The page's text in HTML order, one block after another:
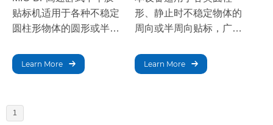
签、透明标签等。该设备
稳定性高，贴标效果好，
度高。
贴标机适用于各种不稳定
圆柱形物体的圆形或半圆
品、食品、医药、日化、
电子、玩具、五金、塑胶
贴标。采用水平输送、水
平贴标方式，增加稳定
Learn More
形、静止时不稳定物体的
周向或半周向贴标，广泛
药、日化、电子、玩具、
五金、塑胶等行业，可实
Learn More
1